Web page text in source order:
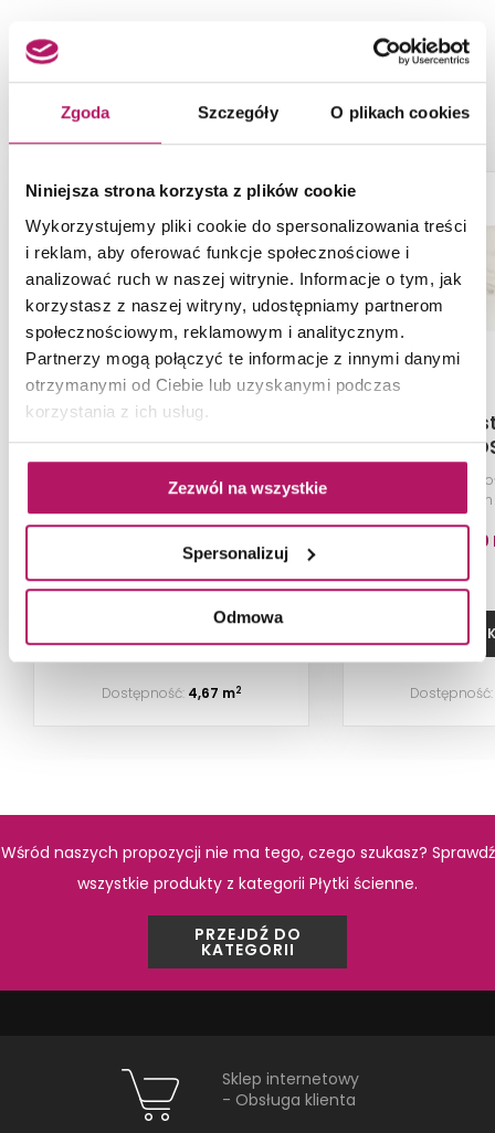
Zgoda Szczegóły O plikach cookies
Niniejsza strona korzysta z plików cookie
Wykorzystujemy pliki cookie do spersonalizowania treści
i reklam, aby oferować funkcje społecznościowe i
analizować ruch w naszej witrynie. Informacje o tym, jak
korzystasz z naszej witryny, udostępniamy partnerom
społecznościowym, reklamowym i analitycznym.
Partnerzy mogą połączyć te informacje z innymi danymi
otrzymanymi od Ciebie lub uzyskanymi podczas
korzystania z ich usług.
Zezwól na wszystkie
Spersonalizuj
Odmowa
Tubądzin Colour Violet
NASZE PROPOZYCJE ZAMIAST
PRODUKTU TUBĄDZIN COLOUR
CARMINE R.1
-12%
Tubądzin Modern Pearl
Beige
Płytka ścienna, 29,8x59,8 cm
-12% od 100,70 PLN najniższa cena
Dostępność: 4,67 m2
Domino
Płytka ścienna
cm
DODAJ DO
Dostępność:
Wśród naszych propozycji nie ma tego, czego szukasz? Sprawdź
wszystkie produkty z kategorii Płytki ścienne.
PRZEJDŹ DO
KATEGORII
Sklep internetowy
- Obsługa klienta